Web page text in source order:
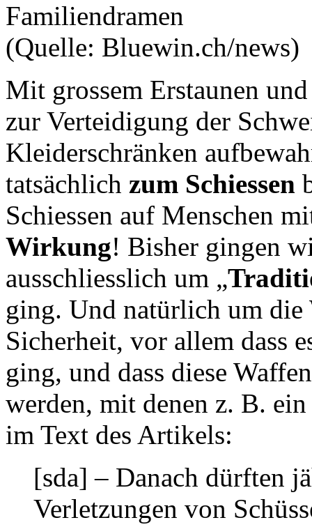
(Quelle: Bluewin.ch/news)
Mit grossem Erstaunen
zur Verteidigung der
Kleiderschränken
tatsächlich zum Schiessen
Schiessen auf Menschen
Wirkung! Bisher gingen
ausschliesslich um „
ging. Und natürlich um die
Sicherheit, vor allem dass
ging, und dass diese
werden, mit denen z. B.
im Text des Artikels:
[sda] – Danach dürften
Verletzungen von